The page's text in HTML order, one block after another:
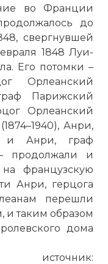
во Франции
до
свергнувшей
1848 Луи-
Его потомки –
Орлеанский
Парижский
Орлеанский
(1874–1940), Анри,
и Анри, граф
продолжали и
французскую
Анри, герцога
перешли
и таким образом
дома